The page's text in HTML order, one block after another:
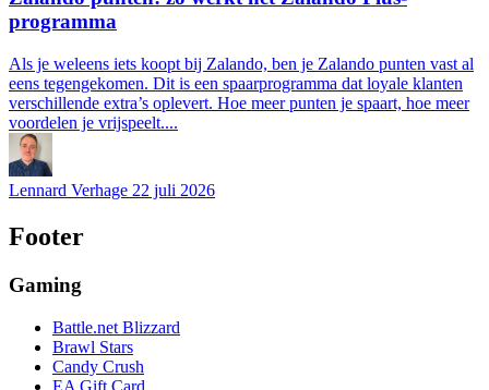
programma
Als je weleens iets koopt bij Zalando, ben je Zalando punten vast al
eens tegengekomen. Dit is een spaarprogramma dat loyale klanten
verschillende extra’s oplevert. Hoe meer punten je spaart, hoe meer
voordelen je vrijspeelt....
Lennard Verhage 22 juli 2026
Footer
Gaming
Battle.net Blizzard
Brawl Stars
Candy Crush
EA Gift Card